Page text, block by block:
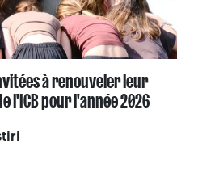
à renouveler leur
l'ICB pour l'année 2026